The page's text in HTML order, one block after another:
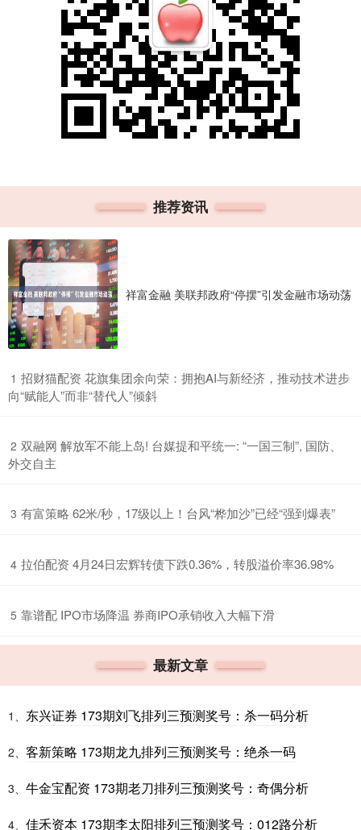
推荐资讯
祥富金融 美联邦政府“停摆”引发金融市场动荡
1 ​招财猫配资 花旗集团余向荣：拥抱AI与新经济，推动技术进步
向“赋能人”而非“替代人”倾斜
2 ​双融网 解放军不能上岛! 台媒提和平统一: “一国三制”, 国防、
外交自主
3 ​有富策略 62米/秒，17级以上！台风“桦加沙”已经“强到爆表”
4 ​拉伯配资 4月24日宏辉转债下跌0.36%，转股溢价率36.98%
5 ​靠谱配 IPO市场降温 券商IPO承销收入大幅下滑
最新文章
1、 东兴证券 173期刘飞排列三预测奖号：杀一码分析
2、 客新策略 173期龙九排列三预测奖号：绝杀一码
3、 牛金宝配资 173期老刀排列三预测奖号：奇偶分析
4、 佳禾资本 173期李太阳排列三预测奖号：012路分析